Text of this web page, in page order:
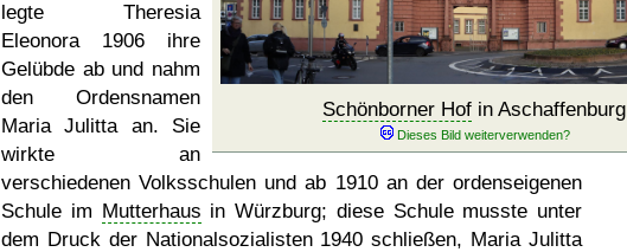
Schönborner Hof in Aschaffenburg
legte Theresia
Eleonora 1906 ihre
Gelübde ab und nahm
den Ordensnamen
Maria Julitta an. Sie
wirkte an
verschiedenen Volksschulen und ab 1910 an der ordenseigenen
Schule im Mutterhaus in Würzburg; diese Schule musste unter
dem Druck der Nationalsozialisten 1940 schließen, Maria Julitta